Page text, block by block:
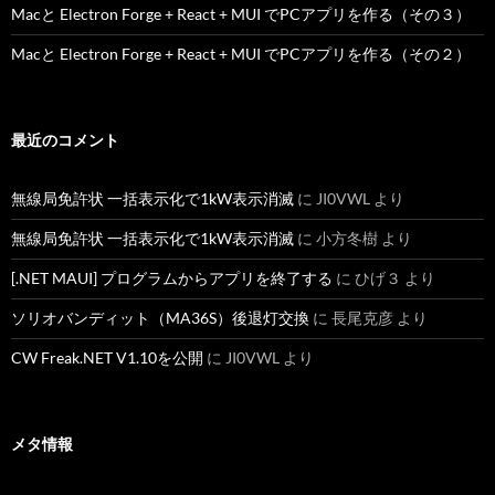
Macと Electron Forge + React + MUI でPCアプリを作る（その３）
Macと Electron Forge + React + MUI でPCアプリを作る（その２）
最近のコメント
無線局免許状 一括表示化で1kW表示消滅 に JI0VWL より
無線局免許状 一括表示化で1kW表示消滅 に 小方冬樹 より
[.NET MAUI] プログラムからアプリを終了する に ひげ３ より
ソリオバンディット（MA36S）後退灯交換 に 長尾克彦 より
CW Freak.NET V1.10を公開 に JI0VWL より
メタ情報